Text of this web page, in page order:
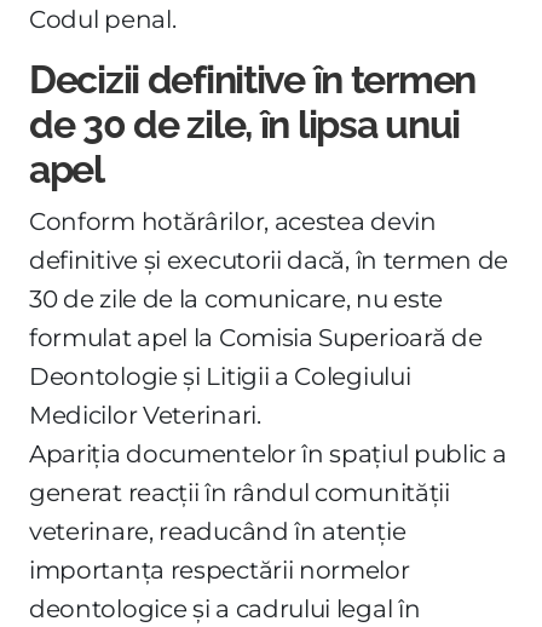
Codul penal.
Decizii definitive în termen
de 30 de zile, în lipsa unui
apel
Conform hotărârilor, acestea devin
definitive și executorii dacă, în termen de
30 de zile de la comunicare, nu este
formulat apel la Comisia Superioară de
Deontologie și Litigii a Colegiului
Medicilor Veterinari.
Apariția documentelor în spațiul public a
generat reacții în rândul comunității
veterinare, readucând în atenție
importanța respectării normelor
deontologice și a cadrului legal în